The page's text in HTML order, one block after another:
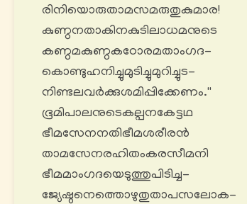
രിനിയൊരുതാമസമരുതുകുമാര!
കുണ്ഠനതാകിനകുടിലാധമനുടെ
കണ്ഠമകുണ്ഠകഠോരമതാംഗദ-
കൊണ്ടുഹനിച്ചുമുടിച്ചുമുറിച്ചുട-
നിണ്ടലവർക്കുശമിപ്പിക്കേണം.''
ഭൂമിപാലനുടെകല്പനകേട്ടഥ
ഭീമസേനനതിഭീമശരീരൻ
താമസേനരഹിതംകരസീമനി
ഭീമമാംഗദയെടുത്തുപിടിച്ച-
ജ്യേഷ്ഠനെത്തൊഴുതുതാപസലോക-